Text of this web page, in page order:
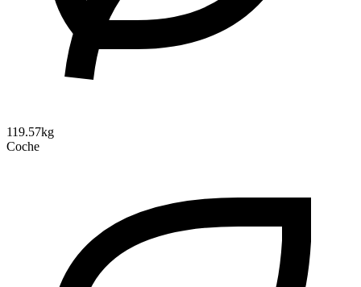
119.57kg
Coche